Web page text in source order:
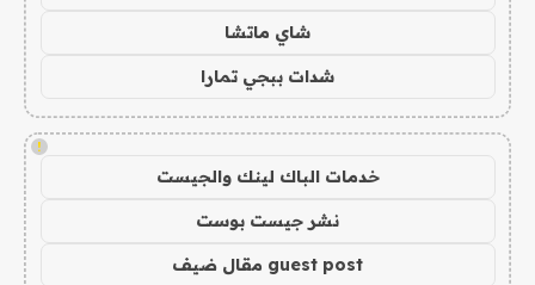
شاي ماتشا
شدات ببجي تمارا
!
خدمات الباك لينك والجيست
نشر جيست بوست
guest post مقال ضيف